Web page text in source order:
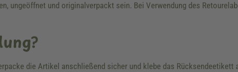
ungeöffnet und originalverpackt sein. Bei Verwendung des
die Artikel anschließend sicher und klebe das Rücksendeetikett